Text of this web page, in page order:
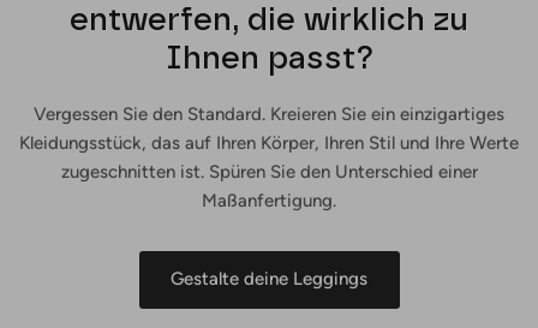
entwerfen, die wirklich zu
Ihnen passt?
Vergessen Sie den Standard. Kreieren Sie ein einzigartiges
Kleidungsstück, das auf Ihren Körper, Ihren Stil und Ihre Werte
zugeschnitten ist. Spüren Sie den Unterschied einer
Maßanfertigung.
Gestalte deine Leggings